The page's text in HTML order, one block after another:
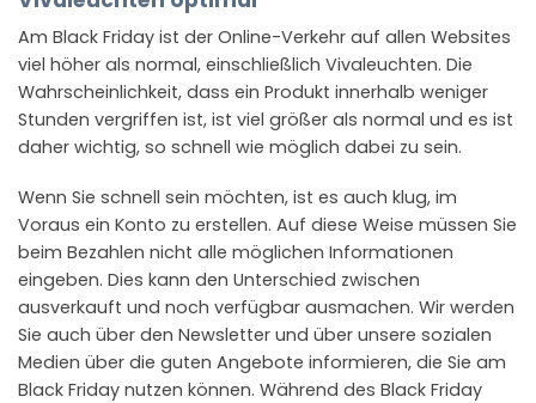
Am Black Friday ist der Online-Verkehr auf allen Websites
viel höher als normal, einschließlich Vivaleuchten. Die
Wahrscheinlichkeit, dass ein Produkt innerhalb weniger
Stunden vergriffen ist, ist viel größer als normal und es ist
daher wichtig, so schnell wie möglich dabei zu sein.
Wenn Sie schnell sein möchten, ist es auch klug, im
Voraus ein Konto zu erstellen. Auf diese Weise müssen Sie
beim Bezahlen nicht alle möglichen Informationen
eingeben. Dies kann den Unterschied zwischen
ausverkauft und noch verfügbar ausmachen. Wir werden
Sie auch über den Newsletter und über unsere sozialen
Medien über die guten Angebote informieren, die Sie am
Black Friday nutzen können. Während des Black Friday